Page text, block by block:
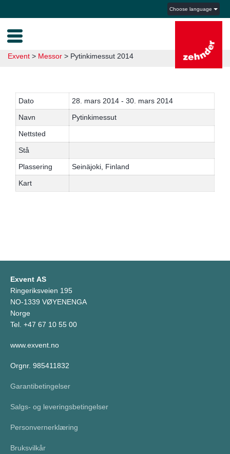
Choose language
Exvent > Messor > Pytinkimessut 2014
Dato
28. mars 2014 - 30. mars 2014
Navn
Pytinkimessut
Nettsted
Stå
Plassering
Seinäjoki, Finland
Kart
Exvent AS
Ringeriksveien 195
NO-1339 VØYENENGA
Norge
Tel. +47 67 10 55 00
www.exvent.no
Orgnr. 985411832
Garantibetingelser
Salgs- og leveringsbetingelser
Personvernerklæring
Bruksvilkår